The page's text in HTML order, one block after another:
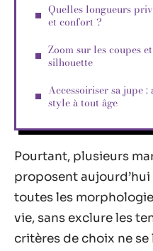
Quelles longueurs
et confort ?
Zoom sur les coupes
silhouette
Accessoiriser sa jupe
style à tout âge
Pourtant, plusieurs
proposent
toutes les
vie, sans exclure les
critères de choix ne se